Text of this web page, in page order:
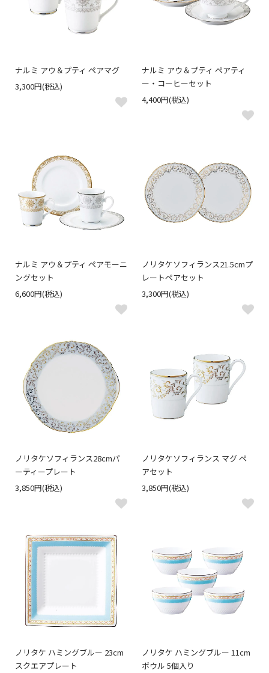
ナルミ アウ＆プティ ペアマグ
3,300円(税込)
ナルミ アウ＆プティ ペアティ
ー・コーヒーセット
4,400円(税込)
ナルミ アウ＆プティ ペアモーニ
ングセット
6,600円(税込)
ノリタケソフィランス21.5cmプ
レートペアセット
3,300円(税込)
ノリタケソフィランス28cmパ
ーティープレート
3,850円(税込)
ノリタケソフィランス マグ ペ
アセット
3,850円(税込)
ノリタケ ハミングブルー 23cm
スクエアプレート
ノリタケ ハミングブルー 11cm
ボウル 5個入り